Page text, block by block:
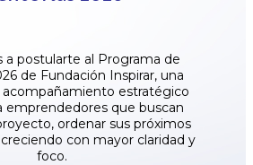
a postularte al Programa de
de Fundación Inspirar, una
estratégico
emprendedores que buscan
ordenar sus próximos
con mayor claridad y
foco.